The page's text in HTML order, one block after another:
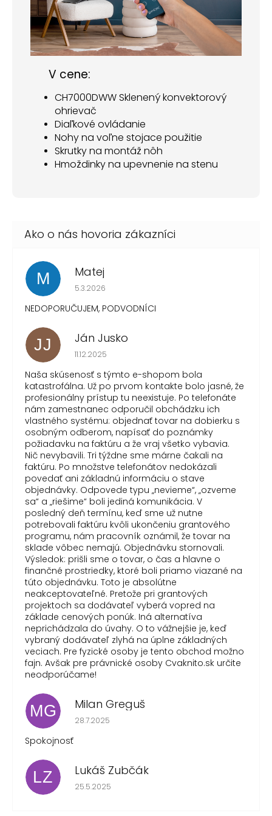
V cene:
CH7000DWW Sklenený konvektorový
ohrievač
Diaľkové ovládanie
Nohy na voľne stojace použitie
Skrutky na montáž nôh
Hmoždinky na upevnenie na stenu
M Matej
Hodnotenie obchodu je 1 z 5 hviezdičiek.
5.3.2026
NEDOPORUČUJEM, PODVODNÍCI
JJ Ján Jusko
Hodnotenie obchodu je 1 z 5 hviezdičiek.
11.12.2025
Naša skúsenosť s týmto e-shopom bola
katastrofálna. Už po prvom kontakte bolo jasné, že
profesionálny prístup tu neexistuje. Po telefonáte
nám zamestnanec odporučil obchádzku ich
vlastného systému: objednať tovar na dobierku s
osobným odberom, napísať do poznámky
požiadavku na faktúru a že vraj všetko vybavia.
Nič nevybavili. Tri týždne sme márne čakali na
faktúru. Po množstve telefonátov nedokázali
povedať ani základnú informáciu o stave
objednávky. Odpovede typu „nevieme“, „ozveme
sa“ a „riešime“ boli jediná komunikácia. V
posledný deň termínu, keď sme už nutne
potrebovali faktúru kvôli ukončeniu grantového
programu, nám pracovník oznámil, že tovar na
sklade vôbec nemajú. Objednávku stornovali.
Výsledok: prišli sme o tovar, o čas a hlavne o
finančné prostriedky, ktoré boli priamo viazané na
túto objednávku. Toto je absolútne
neakceptovateľné. Pretože pri grantových
projektoch sa dodávateľ vyberá vopred na
základe cenových ponúk. Iná alternatíva
neprichádzala do úvahy. O to vážnejšie je, keď
vybraný dodávateľ zlyhá na úplne základných
veciach. Pre fyzické osoby je tento obchod možno
fajn. Avšak pre právnické osoby Cvaknito.sk určite
neodporúčame!
MG Milan Greguš
Hodnotenie obchodu je 5 z 5 hviezdičiek.
28.7.2025
Spokojnosť
LZ Lukáš Zubčák
Hodnotenie obchodu je 5 z 5 hviezdičiek.
25.5.2025